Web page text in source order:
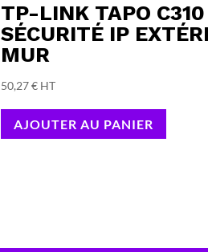
TP-LINK TAPO
SÉCURITÉ IP
MUR
50,27€ HT
AJOUTER AU PANIER